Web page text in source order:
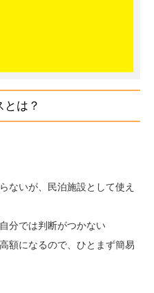
とは？
ないが、民泊施設として使え
分では判断がつかない
額になるので、ひとまず簡易